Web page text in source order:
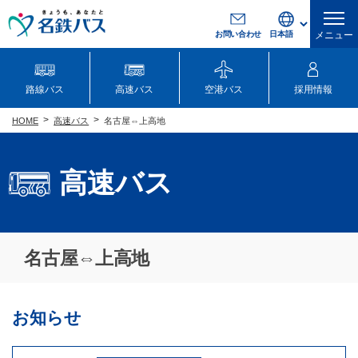
お問い合わせ メニュー
路線バス 高速バス 空港バス 採用情報
高速バス
HOME 高速バス 名古屋⇔上高地
名古屋⇔上高地
お知らせ